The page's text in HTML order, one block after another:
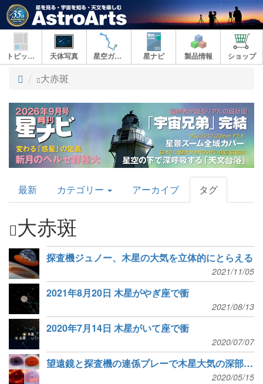
トピックス 天体写真 星空ガイド 星ナビ 製品情報 ショップ
ト
プ
大赤斑
AstroArts
Topics
最新 カテゴリー アーカイブ タグ
大赤斑
探査機ジュノー、木星の大気を立体的にとらえる
2021/11/05
2021年8月20日 木星がやぎ座で衝
2021/08/13
2020年7月14日 木星がいて座で衝
2020/07/07
望遠鏡と探査機の連係プレーで木星大気の深部を見通す
2020/05/15